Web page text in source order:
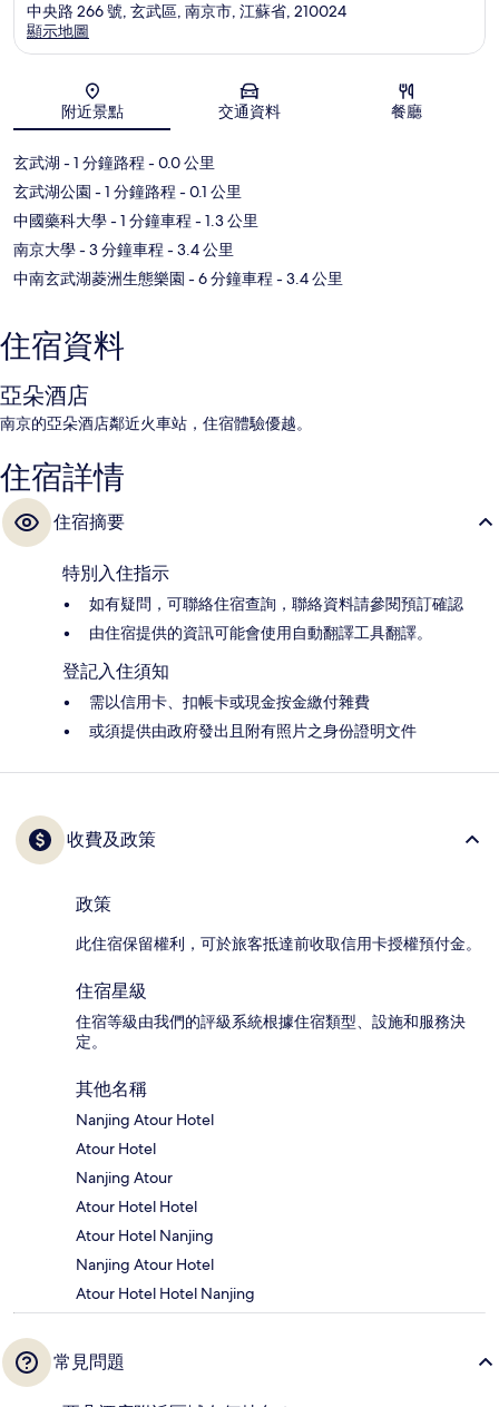
地圖
中央路 266 號, 玄武區, 南京市, 江蘇省, 210024
顯示地圖
附近景點 交通資料 餐廳
玄武湖 - 1 分鐘路程 - 0.0 公里
玄武湖公園 - 1 分鐘路程 - 0.1 公里
中國藥科大學- 1 分鐘車程 - 1.3 公里
南京大學- 3 分鐘車程 - 3.4 公里
中南玄武湖菱洲生態樂園 - 6 分鐘車程 - 3.4 公里
住宿資料
亞朵酒店
南京的亞朵酒店鄰近火車站，住宿體驗優越。
住宿詳情
住宿摘要
特別入住指示
如有疑問，可聯絡住宿查詢，聯絡資料請參閱預訂確認
由住宿提供的資訊可能會使用自動翻譯工具翻譯。
登記入住須知
需以信用卡、扣帳卡或現金按金繳付雜費
或須提供由政府發出且附有照片之身份證明文件
收費及政策
政策
此住宿保留權利，可於旅客抵達前收取信用卡授權預付金。
住宿星級
住宿等級由我們的評級系統根據住宿類型、設施和服務決
定。
其他名稱
Nanjing Atour Hotel
Atour Hotel
Nanjing Atour
Atour Hotel Hotel
Atour Hotel Nanjing
Nanjing Atour Hotel
Atour Hotel Hotel Nanjing
常見問題